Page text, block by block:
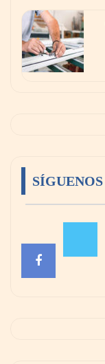
SÍGUENOS